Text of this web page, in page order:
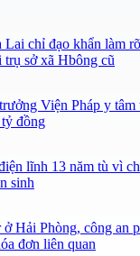
chỉ đạo khẩn làm
trụ sở xã Hbông cũ
Viện Pháp y tâm
đồng
lĩnh 13 năm tù vì
sinh
ở Hải Phòng, công an
đơn liên quan